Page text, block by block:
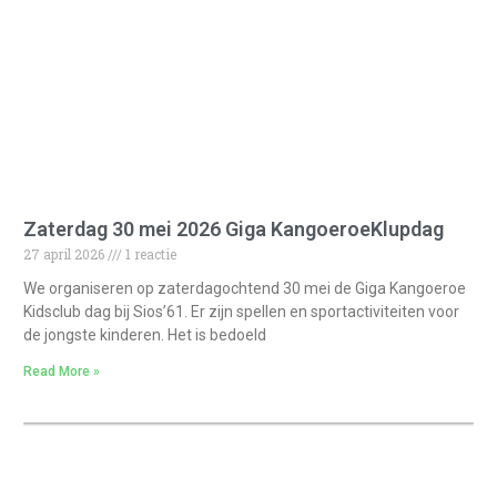
Zaterdag 30 mei 2026 Giga KangoeroeKlupdag
27 april 2026
1 reactie
We organiseren op zaterdagochtend 30 mei de Giga Kangoeroe
Kidsclub dag bij Sios’61. Er zijn spellen en sportactiviteiten voor
de jongste kinderen. Het is bedoeld
Read More »